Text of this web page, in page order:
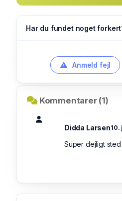
Har du fundet noget
Anmeld fejl
Kommentarer (1)
Didda Larsen10.
Super dejligt